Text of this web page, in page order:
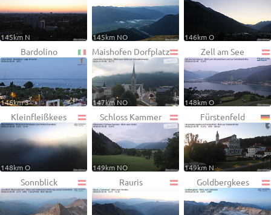
145km N 145km NO 146km O
Bardolino
146km S
Maishofen Dorfplatz
147km NO
Zell am See
148km O
Kleinfleißkees
148km O
Schloss Kammer
149km NO
Fürstenfeld
149km N
Sonnblick Rauris Goldbergkees